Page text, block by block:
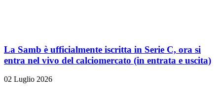
La Samb è ufficialmente iscritta in Serie C, ora si
entra nel vivo del calciomercato (in entrata e uscita)
02 Luglio 2026